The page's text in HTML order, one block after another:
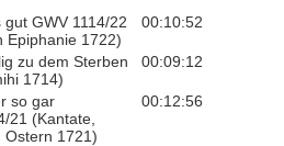
GWV 1114/22
Epiphanie 1722)
00:10:52
zu dem Sterben
1714)
00:09:12
so gar
21 (Kantate,
Ostern 1721)
00:12:56